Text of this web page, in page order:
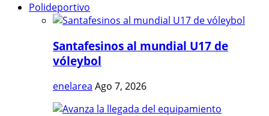
Polideportivo
Santafesinos al mundial U17 de
vóleybol
enelarea Ago 7, 2026